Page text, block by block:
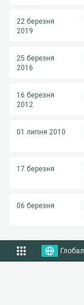
22 березня
2019
25 березня
2016
16 березня
2012
01 липня 2010
17 березня
06 березня
Глобал